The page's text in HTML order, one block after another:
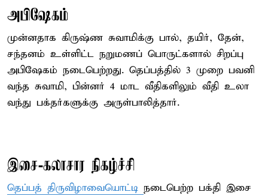
அபிஷேகம்
முன்னதாக கிருஷ்ண சுவாமிக்கு பால், தயிர், தேன்,
சந்தனம் உள்ளிட்ட நறுமணப் பொருட்களால் சிறப்பு
அபிஷேகம் நடைபெற்றது. தெப்பத்தில் 3 முறை பவனி
வந்த சுவாமி, பின்னர் 4 மாட வீதிகளிலும் வீதி உலா
வந்து பக்தர்களுக்கு அருள்பாலித்தார்.
இசை-கலாசார நிகழ்ச்சி
தெப்பத் திருவிழாவையொட்டி நடைபெற்ற பக்தி இசை